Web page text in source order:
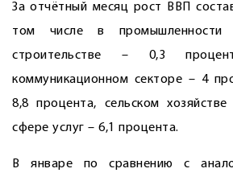
За отчётный месяц рост ВВП
том числе в
строительстве – 0,3
коммуникационном секторе – 4
8,8 процента, сельском
сфере услуг – 6,1 процента.
В январе по сравнению с